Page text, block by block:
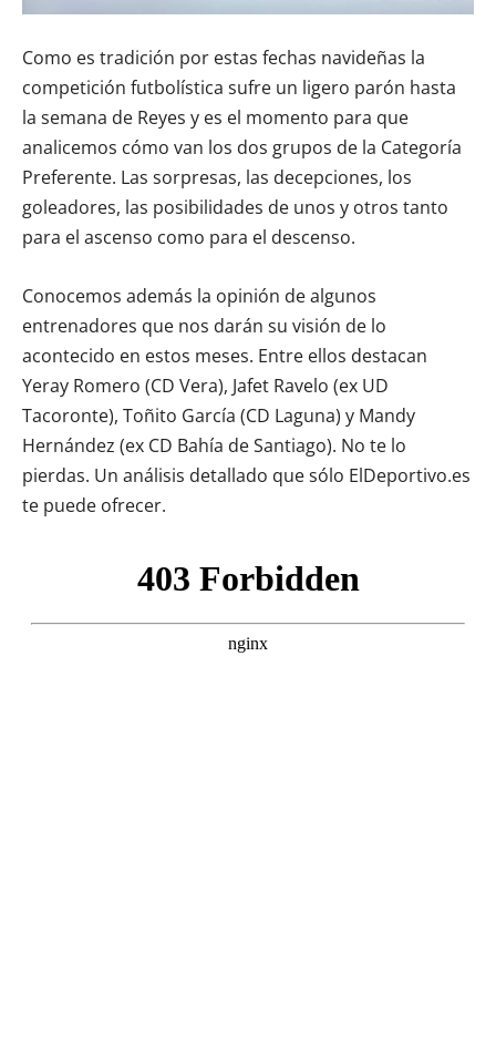
Como es tradición por estas fechas navideñas la
competición futbolística sufre un ligero parón hasta
la semana de Reyes y es el momento para que
analicemos cómo van los dos grupos de la Categoría
Preferente. Las sorpresas, las decepciones, los
goleadores, las posibilidades de unos y otros tanto
para el ascenso como para el descenso.
Conocemos además la opinión de algunos
entrenadores que nos darán su visión de lo
acontecido en estos meses. Entre ellos destacan
Yeray Romero (CD Vera), Jafet Ravelo (ex UD
Tacoronte), Toñito García (CD Laguna) y Mandy
Hernández (ex CD Bahía de Santiago). No te lo
pierdas. Un análisis detallado que sólo ElDeportivo.es
te puede ofrecer.